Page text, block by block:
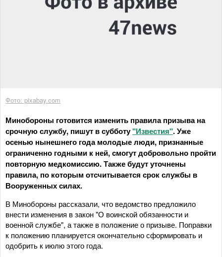
Фото: pixabay.com
Минобороны готовится изменить правила призыва на
срочную службу, пишут в субботу"Известия". Уже
осенью нынешнего года молодые люди, признанные
ограниченно годными к ней, смогут добровольно пройти
повторную медкомиссию. Также будут уточнены
правила, по которым отсчитывается срок службы в
Вооруженных силах.
В Минобороны рассказали, что ведомство предложило
внести изменения в закон "О воинской обязанности и
военной службе", а также в положение о призыве. Поправки
к положению планируется окончательно сформировать и
одобрить к июлю этого года.